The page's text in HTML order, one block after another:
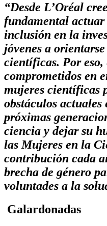
“Desde L’Oréal
fundamental
inclusión en la
jóvenes a
científicas. Por eso,
comprometidos en
mujeres científicas
obstáculos
próximas
ciencia y dejar su
las Mujeres en la
contribución cada
brecha de género
voluntades a la
Galardonadas